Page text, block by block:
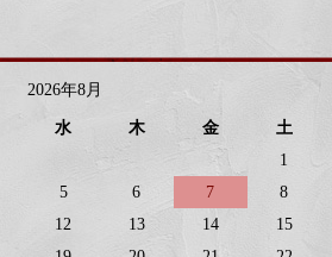
2026年8月
水 木 金
土
1
5 6 7
8
12 13 14
15